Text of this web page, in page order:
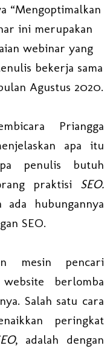
“Mengoptimalkan
ini merupakan
webinar yang
bekerja sama
Agustus 2020.
Priangga
apa itu
penulis butuh
praktisi SEO.
ada hubungannya
SEO.
mesin pencari
berlomba
Salah satu cara
peringkat
, adalah dengan